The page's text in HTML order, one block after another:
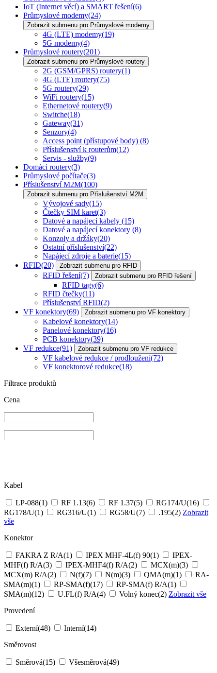
IoT (Internet věcí) a SMART řešení(6)
Průmyslové modemy(24)
Zobrazit submenu pro Průmyslové modemy
4G (LTE) modemy(19)
5G modemy(4)
Průmyslové routery(201)
Zobrazit submenu pro Průmyslové routery
2G (GSM/GPRS) routery(1)
4G (LTE) routery(75)
5G routery(29)
WiFi routery(15)
Ethernetové routery(9)
Switche(18)
Gateway(31)
Senzory(4)
Access point (přístupové body) (8)
Příslušenství k routerům(12)
Servis - služby(9)
Domácí routery(3)
Průmyslové počítače(3)
Příslušenství M2M(100)
Zobrazit submenu pro Příslušenství M2M
Vývojové sady(15)
Čtečky SIM karet(3)
Datové a napájecí kabely (15)
Datové a napájecí konektory (8)
Konzoly a držáky(20)
Ostatní příslušenství(22)
Napájecí zdroje a baterie(15)
RFID(20) Zobrazit submenu pro RFID
RFID řešení(7) Zobrazit submenu pro RFID řešení
RFID tagy(6)
RFID čtečky(11)
Příslušenství RFID(2)
VF konektory(69) Zobrazit submenu pro VF konektory
Kabelové konektory(14)
Panelové konektory(16)
PCB konektory(39)
VF redukce(91) Zobrazit submenu pro VF redukce
VF kabelové redukce / prodloužení(72)
VF konektorové redukce(18)
Filtrace produktů
Cena
Kabel
LP-088(1) RF 1.13(6) RF 1.37(5) RG174/U(16)
RG178/U(1) RG316/U(1) RG58/U(7) .195(2) Zobrazit
vše
Konektor
FAKRA Z R/A(1) IPEX MHF-4L(f) 90(1)
IPEX-
MHF(f) R/A(3) IPEX-MHF4(f) R/A(2) MCX(m)(3)
MCX(m) R/A(2) N(f)(7) N(m)(3) QMA(m)(1)
RA-
SMA(m)(1) RP-SMA(f)(17) RP-SMA(f) R/A(1)
SMA(m)(12) U.FL(f) R/A(4) Volný konec(2) Zobrazit vše
Provedení
Externí(48) Interní(14)
Směrovost
Směrová(15) Všesměrová(49)